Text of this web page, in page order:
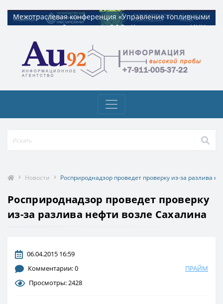
Межотраслевая конференция «Управление топливными
ресурсами». Организатор ООО «Квадрат ресурс» ИНН
Межотраслевая конференция «Управление топливными
ресурсами». Организатор ООО «Квадрат ресурс» ИНН
Новости Росприроднадзор проведет проверку из-за разлива
Росприроднадзор проведет проверку
из-за разлива нефти возле Сахалина
06.04.2015 16:59
Комментарии: 0
Просмотры: 2428
ПРАЙМ